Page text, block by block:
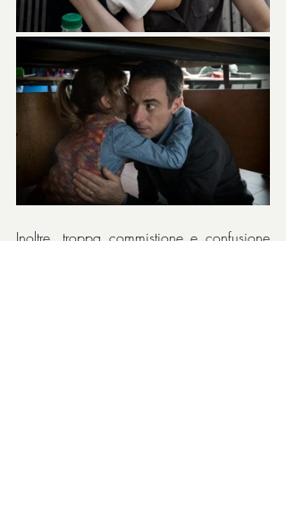
Inoltre, troppa commistione e confusione